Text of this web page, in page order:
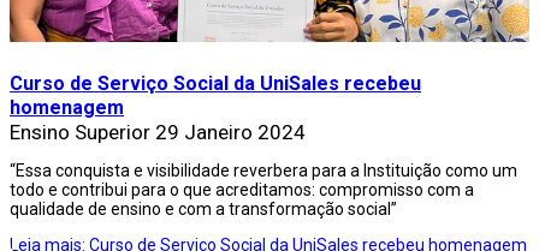
Curso de Serviço Social da UniSales recebeu
homenagem
Ensino Superior 29 Janeiro 2024
“Essa conquista e visibilidade reverbera para a Instituição como um
todo e contribui para o que acreditamos: compromisso com a
qualidade de ensino e com a transformação social”
Leia mais: Curso de Serviço Social da UniSales recebeu homenagem